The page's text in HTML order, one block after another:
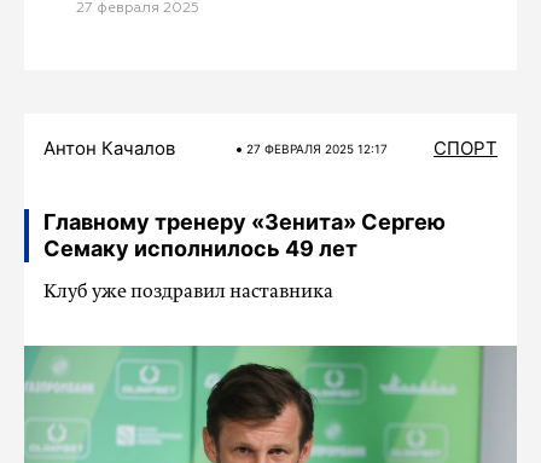
27 февраля 2025
Антон Качалов 27 ФЕВРАЛЯ 2025 12:17 СПОРТ
Главному тренеру «Зенита» Сергею
Семаку исполнилось 49 лет
Клуб уже поздравил наставника